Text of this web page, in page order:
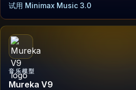
试用 Minimax Music 3.0
音乐模型
Mureka V9